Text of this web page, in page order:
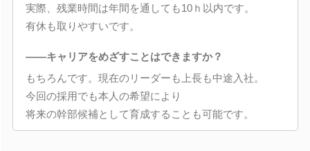
実際、残業時間は年間を通しても10ｈ以内です。
有休も取りやすいです。
――キャリアをめざすことはできますか？
もちろんです。現在のリーダーも上長も中途入社。
今回の採用でも本人の希望により
将来の幹部候補として育成することも可能です。